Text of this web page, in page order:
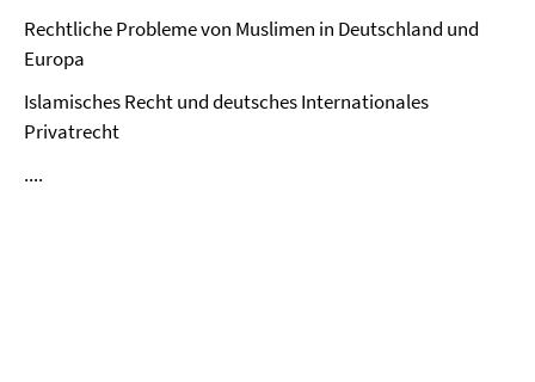
Rechtliche Probleme von Muslimen in Deutschland und
Europa
Islamisches Recht und deutsches Internationales
Privatrecht
....